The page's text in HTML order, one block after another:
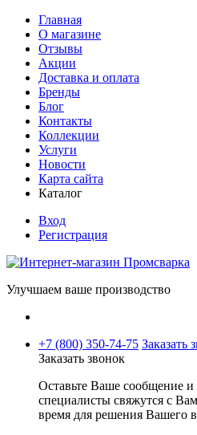
Главная
О магазине
Отзывы
Акции
Доставка и оплата
Бренды
Блог
Контакты
Коллекции
Услуги
Новости
Карта сайта
Каталог
Вход
Регистрация
Улучшаем ваше производство
+7 (800) 350-74-75 Заказать
Заказать звонок
Оставьте Ваше сообщение
специалисты свяжутся с
время для решения Вашего